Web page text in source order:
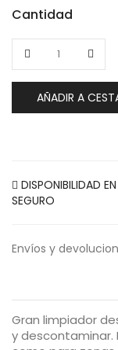
Cantidad
AÑADIR A
DISPONIBILIDAD
SEGURO
Envíos y
Gran limpiador
y